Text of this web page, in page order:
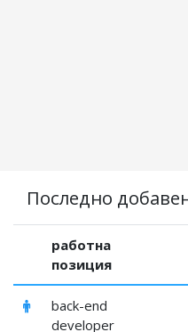
Последно
работна
позиция
back-end
developer